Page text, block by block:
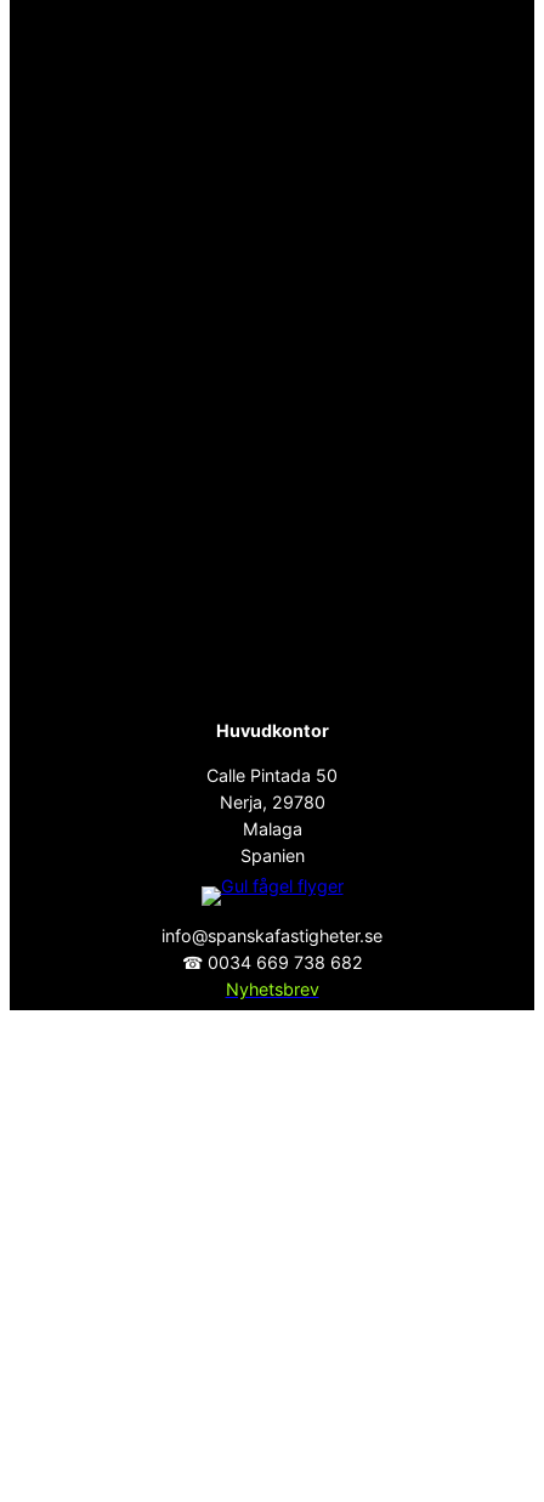
Huvudkontor
Calle Pintada 50
Nerja, 29780
Malaga
Spanien
info@spanskafastigheter.se
☎ 0034 669 738 682
Nyhetsbrev